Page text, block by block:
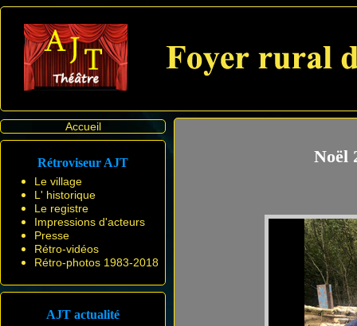
Accueil
Rétroviseur AJT
Le village
L' historique
Le registre
Impressions d'acteurs
Presse
Rétro-vidéos
Rétro-photos 1983-2018
AJT actualité
Noël